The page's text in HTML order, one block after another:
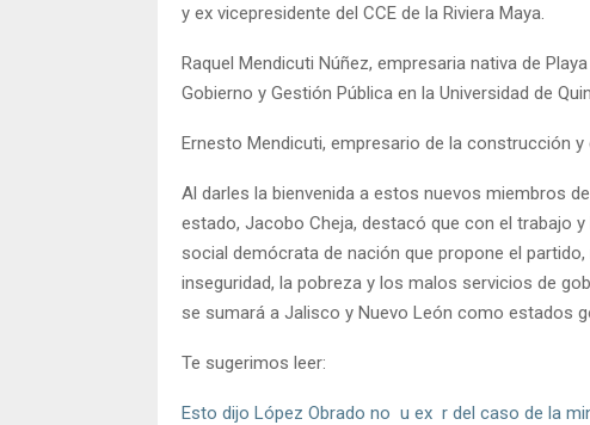
y ex vicepresidente del CCE de la Riviera Maya.
Raquel Mendicuti Núñez, empresaria nativa de
Gobierno y Gestión Pública en la Universidad de
Ernesto Mendicuti, empresario de la construcción y
Al darles la bienvenida a estos nuevos miembros
estado, Jacobo Cheja, destacó que con el trabajo
social demócrata de nación que propone el
inseguridad, la pobreza y los malos servicios de
se sumará a Jalisco y Nuevo León como estados
Te sugerimos leer:
Esto dijo López Obrado no u ex r del caso de la